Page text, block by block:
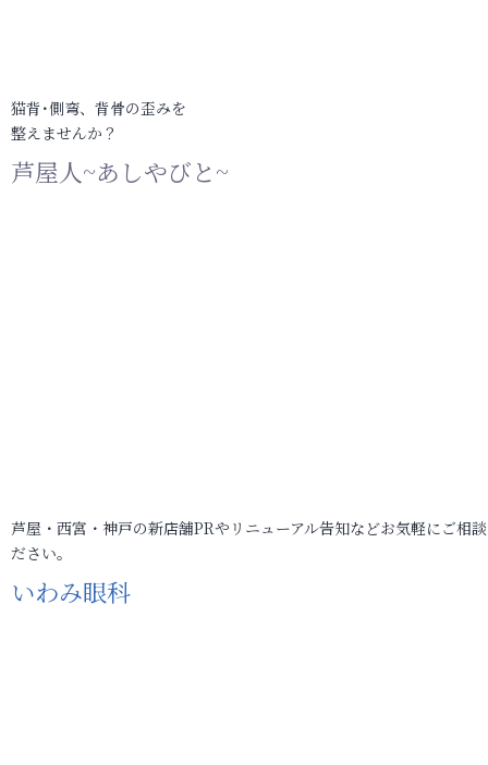
猫背･側弯、背骨の歪みを
整えませんか？
芦屋人~あしやびと~
芦屋・西宮・神戸の新店舗PRやリニューアル告知などお気軽にご相
ださい。
いわみ眼科